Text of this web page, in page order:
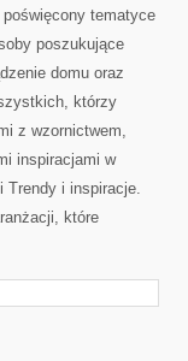
tematyce
poszukujące
domu oraz
którzy
z wzornictwem,
inspiracjami w
Trendy i inspiracje.
które